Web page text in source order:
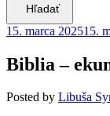
Hľadať
15. marca 202515.
Biblia –
Posted by Libuša